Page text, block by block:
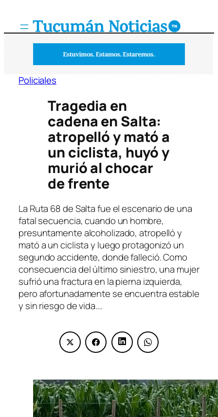
Policiales
Tragedia en
cadena en Salta:
atropelló y mató a
un ciclista, huyó y
murió al chocar
de frente
La Ruta 68 de Salta fue el escenario de una
fatal secuencia, cuando un hombre,
presuntamente alcoholizado, atropelló y
mató a un ciclista y luego protagonizó un
segundo accidente, donde falleció. Como
consecuencia del último siniestro, una mujer
sufrió una fractura en la pierna izquierda,
pero afortunadamente se encuentra estable
y sin riesgo de vida.…